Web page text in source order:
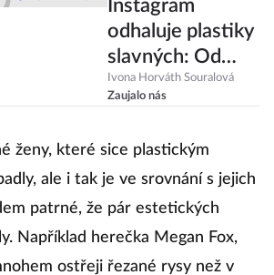
Instagram
odhaluje plastiky
slavných: Od
Kendall Jenner
po vévodkyni
Ivona Horváth Souralová
Zaujalo nás
ženy, které sice plastickým
ale i tak je ve srovnání s jejich
patrné, že pár estetických
Například herečka Megan Fox,
ostřeji řezané rysy než v